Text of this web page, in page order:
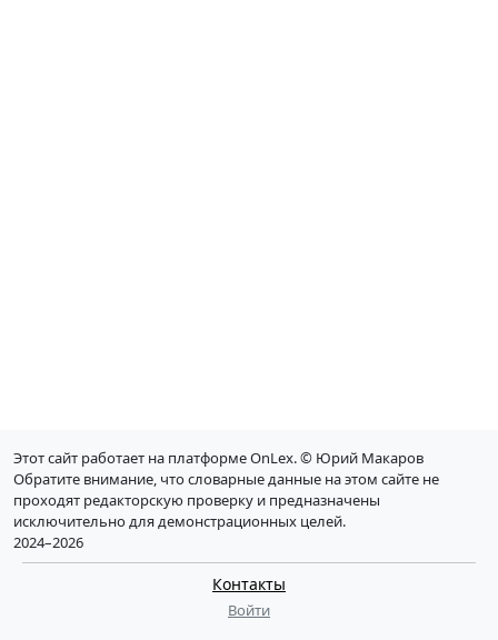
Этот сайт работает на платформе OnLex. © Юрий Макаров
Обратите внимание, что словарные данные на этом сайте не
проходят редакторскую проверку и предназначены
исключительно для демонстрационных целей.
2024–2026
Контакты
Войти